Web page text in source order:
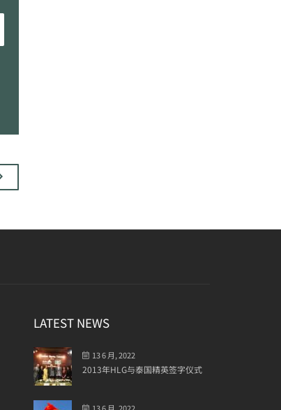
LATEST NEWS
13 6 月, 2022
2013年HLG与泰国精英签字仪式